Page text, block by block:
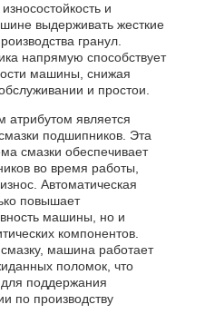
и
выдерживать жесткие
гранул.
напрямую способствует
машины, снижая
и простои.
является
подшипников. Эта
смазки обеспечивает
во время работы,
Автоматическая
повышает
машины, но и
компонентов.
машина работает
поломок, что
поддержания
по производству